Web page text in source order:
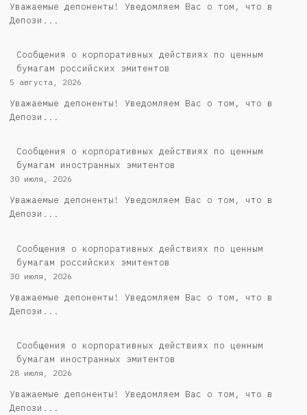
Уважаемые депоненты! Уведомляем Вас о том, что в
Депози...
Cообщения о корпоративных действиях по ценным
бумагам российских эмитентов
5 августа, 2026
Уважаемые депоненты! Уведомляем Вас о том, что в
Депози...
Сообщения о корпоративных действиях по ценным
бумагам иностранных эмитентов
30 июля, 2026
Уважаемые депоненты! Уведомляем Вас о том, что в
Депози...
Cообщения о корпоративных действиях по ценным
бумагам российских эмитентов
30 июля, 2026
Уважаемые депоненты! Уведомляем Вас о том, что в
Депози...
Сообщения о корпоративных действиях по ценным
бумагам иностранных эмитентов
28 июля, 2026
Уважаемые депоненты! Уведомляем Вас о том, что в
Депози...